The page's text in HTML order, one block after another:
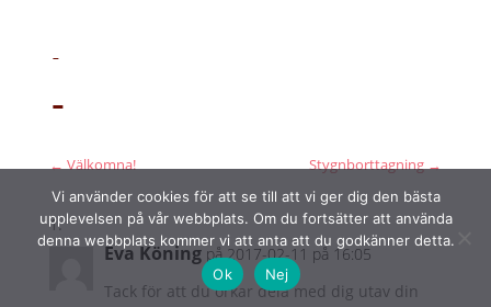
←Välkomna! Stygnborttagning→
Eva Köning på 2017-02-11 på 16:05
Tack för att du orkar dela med dig utav din
Vi använder cookies för att se till att vi ger dig den bästa
upplevelsen på vår webbplats. Om du fortsätter att använda
denna webbplats kommer vi att anta att du godkänner detta.
Ok
Nej